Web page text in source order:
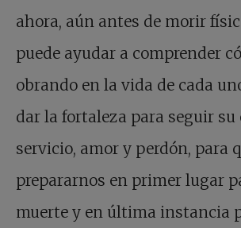
ahora, aún antes de morir
puede ayudar a comprender
obrando en la vida de cada
dar la fortaleza para seguir su
servicio, amor y perdón, para
prepararnos en primer lugar
muerte y en última instancia